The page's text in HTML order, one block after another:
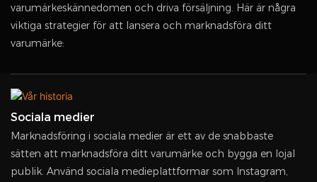
varumärkeskännedomen och driva försäljning. Här är några
viktiga strategier för att lansera och marknadsföra ditt
varumärke:
Sociala medier
Marknadsföring i sociala medier är ett av de snabbaste
sätten att marknadsföra ditt varumärke och bygga en lojal
publik. Använd sociala medieplattformar som Instagram,